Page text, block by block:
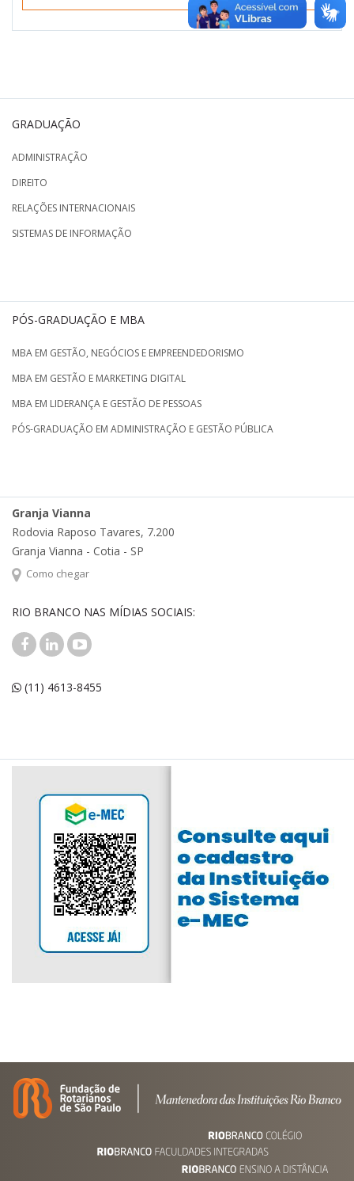
GRADUAÇÃO
ADMINISTRAÇÃO
DIREITO
RELAÇÕES INTERNACIONAIS
SISTEMAS DE INFORMAÇÃO
PÓS-GRADUAÇÃO E MBA
MBA EM GESTÃO, NEGÓCIOS E EMPREENDEDORISMO
MBA EM GESTÃO E MARKETING DIGITAL
MBA EM LIDERANÇA E GESTÃO DE PESSOAS
PÓS-GRADUAÇÃO EM ADMINISTRAÇÃO E GESTÃO PÚBLICA
Granja Vianna
Rodovia Raposo Tavares, 7.200
Granja Vianna - Cotia - SP
Como chegar
RIO BRANCO NAS MÍDIAS SOCIAIS:
(11) 4613-8455